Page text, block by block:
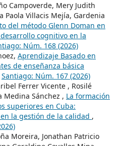
Campoverde, Mery Judith
Paola Villacis Mejía, Gardenia
del método Glenn Doman en
cognitivo en la
Núm. 168 (2026)
Aprendizaje Basado en
de enseñanza básica
Santiago: Núm. 167 (2026)
Ferrer Vicente , Rosilé
Medina Sánchez , La formación
superiores en Cuba:
la gestión de la calidad ,
Moreira, Jonathan Patricio